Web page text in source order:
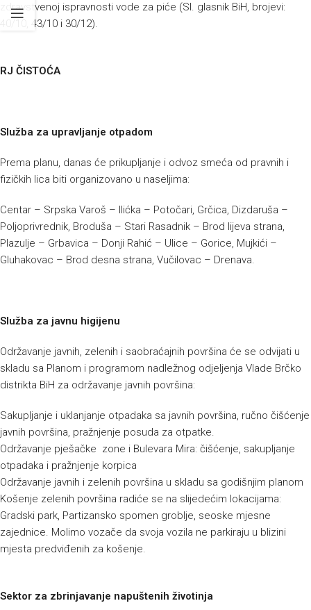
zdravstvenoj ispravnosti vode za piće (Sl. glasnik BiH, brojevi:
40/10, 43/10 i 30/12).
RJ ČISTOĆA
Služba za upravljanje otpadom
Prema planu, danas će prikupljanje i odvoz smeća od pravnih i
fizičkih lica biti organizovano u naseljima:
Centar – Srpska Varoš – Ilićka – Potočari, Grčica, Dizdaruša –
Poljoprivrednik, Broduša – Stari Rasadnik – Brod lijeva strana,
Plazulje – Grbavica – Donji Rahić – Ulice – Gorice, Mujkići –
Gluhakovac – Brod desna strana, Vučilovac – Drenava.
Služba za javnu higijenu
Održavanje javnih, zelenih i saobraćajnih površina će se odvijati u
skladu sa Planom i programom nadležnog odjeljenja Vlade Brčko
distrikta BiH za održavanje javnih površina:
Sakupljanje i uklanjanje otpadaka sa javnih površina, ručno čišćenje
javnih površina, pražnjenje posuda za otpatke.
Održavanje pješačke zone i Bulevara Mira: čišćenje, sakupljanje
otpadaka i pražnjenje korpica
Održavanje javnih i zelenih površina u skladu sa godišnjim planom
Košenje zelenih površina radiće se na slijedećim lokacijama:
Gradski park, Partizansko spomen groblje, seoske mjesne
zajednice. Molimo vozače da svoja vozila ne parkiraju u blizini
mjesta predviđenih za košenje.
Sektor za zbrinjavanje napuštenih životinja